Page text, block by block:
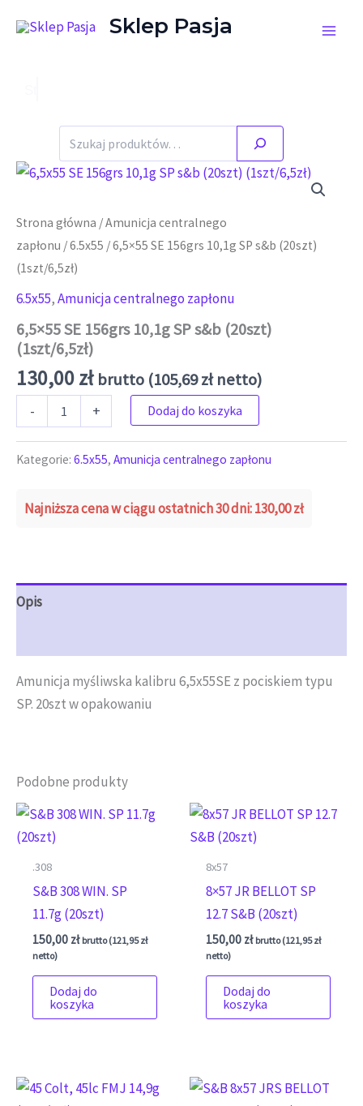
Sklep Pasja
Strona główna /Amunicja centralnego
zapłonu /6.5x55 / 6,5×55 SE 156grs 10,1g SP s&b (20szt)
(1szt/6,5zł)
6.5x55,Amunicja centralnego zapłonu
6,5×55 SE 156grs 10,1g SP s&b (20szt)
(1szt/6,5zł)
130,00zł brutto (105,69złnetto)
-
ilość 6,5x55 SE 156grs 10,1g SP s&b (20szt) (1szt/6,5zł)
+ Dodaj do koszyka
Kategorie: 6.5x55, Amunicja centralnego zapłonu
Najniższa cena w ciągu ostatnich 30 dni:130,00zł
Opis
Amunicja myśliwska kalibru 6,5x55SE z pociskiem typu
SP. 20szt w opakowaniu
Podobne produkty
.308
S&B 308 WIN. SP
11.7g (20szt)
150,00 zł brutto (121,95zł
netto)
Dodaj do
koszyka
8x57
8×57 JR BELLOT SP
12.7 S&B (20szt)
150,00 zł brutto (121,95zł
netto)
Dodaj do
koszyka